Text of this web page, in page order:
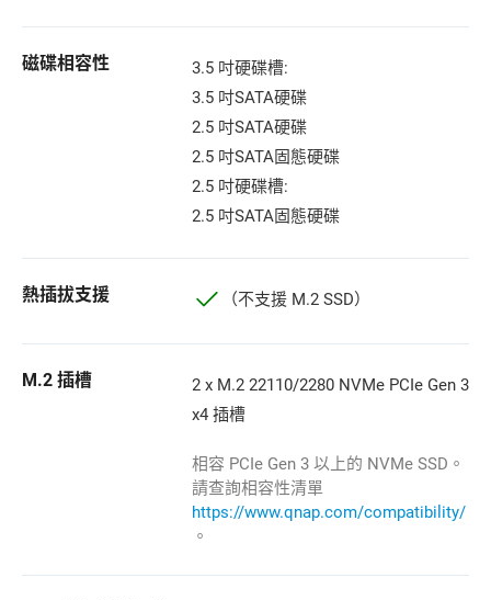
磁碟相容性
3.5 吋硬碟槽:
3.5 吋SATA硬碟
2.5 吋SATA硬碟
2.5 吋SATA固態硬碟
2.5 吋硬碟槽:
2.5 吋SATA固態硬碟
熱插拔支援 （不支援 M.2 SSD）
M.2 插槽
2 x M.2 22110/2280 NVMe PCIe Gen 3
x4 插槽
相容 PCIe Gen 3 以上的 NVMe SSD。
請查詢相容性清單
https://www.qnap.com/compatibility/
。